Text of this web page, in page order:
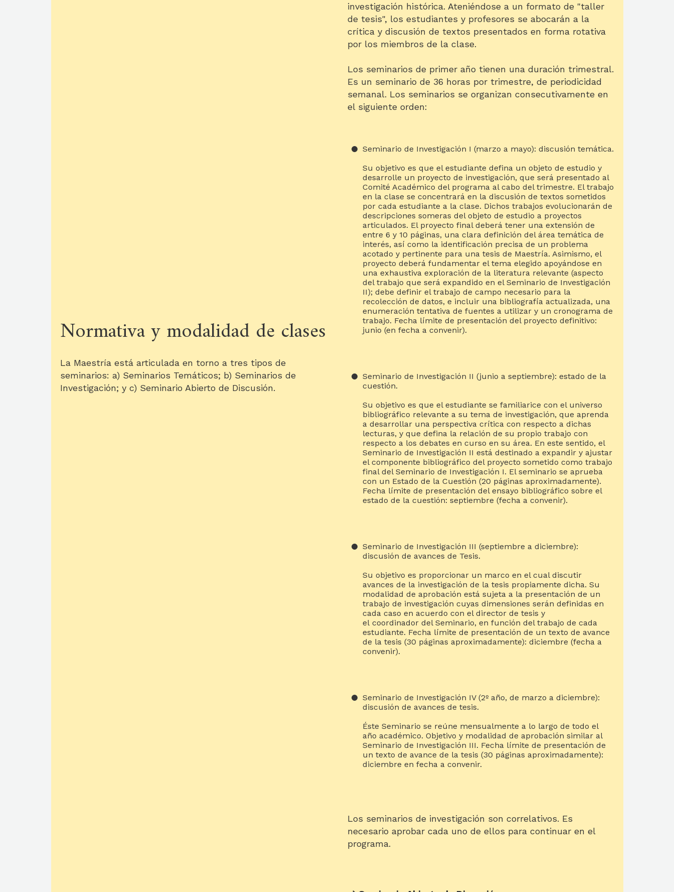
Normativa y modalidad de clases
La Maestría está articulada en torno a tres tipos de
seminarios: a) Seminarios Temáticos; b) Seminarios de
Investigación; y c) Seminario Abierto de Discusión.
investigación histórica. Ateniéndose a un formato de "taller
de tesis", los estudiantes y profesores se abocarán a la
crítica y discusión de textos presentados en forma rotativa
por los miembros de la clase.
Los seminarios de primer año tienen una duración trimestral.
Es un seminario de 36 horas por trimestre, de periodicidad
semanal. Los seminarios se organizan consecutivamente en
el siguiente orden:
Seminario de Investigación I (marzo a mayo): discusión temática.
Su objetivo es que el estudiante defina un objeto de estudio y
desarrolle un proyecto de investigación, que será presentado al
Comité Académico del programa al cabo del trimestre. El trabajo
en la clase se concentrará en la discusión de textos sometidos
por cada estudiante a la clase. Dichos trabajos evolucionarán de
descripciones someras del objeto de estudio a proyectos
articulados. El proyecto final deberá tener una extensión de
entre 6 y 10 páginas, una clara definición del área temática de
interés, así como la identificación precisa de un problema
acotado y pertinente para una tesis de Maestría. Asimismo, el
proyecto deberá fundamentar el tema elegido apoyándose en
una exhaustiva exploración de la literatura relevante (aspecto
del trabajo que será expandido en el Seminario de Investigación
II); debe definir el trabajo de campo necesario para la
recolección de datos, e incluir una bibliografía actualizada, una
enumeración tentativa de fuentes a utilizar y un cronograma de
trabajo. Fecha límite de presentación del proyecto definitivo:
junio (en fecha a convenir).
Seminario de Investigación II (junio a septiembre): estado de la
cuestión.
Su objetivo es que el estudiante se familiarice con el universo
bibliográfico relevante a su tema de investigación, que aprenda
a desarrollar una perspectiva crítica con respecto a dichas
lecturas, y que defina la relación de su propio trabajo con
respecto a los debates en curso en su área. En este sentido, el
Seminario de Investigación II está destinado a expandir y ajustar
el componente bibliográfico del proyecto sometido como trabajo
final del Seminario de Investigación I. El seminario se aprueba
con un Estado de la Cuestión (20 páginas aproximadamente).
Fecha límite de presentación del ensayo bibliográfico sobre el
estado de la cuestión: septiembre (fecha a convenir).
Seminario de Investigación III (septiembre a diciembre):
discusión de avances de Tesis.
Su objetivo es proporcionar un marco en el cual discutir
avances de la investigación de la tesis propiamente dicha. Su
modalidad de aprobación está sujeta a la presentación de un
trabajo de investigación cuyas dimensiones serán definidas en
cada caso en acuerdo con el director de tesis y
el coordinador del Seminario, en función del trabajo de cada
estudiante. Fecha límite de presentación de un texto de avance
de la tesis (30 páginas aproximadamente): diciembre (fecha a
convenir).
Seminario de Investigación IV (2º año, de marzo a diciembre):
discusión de avances de tesis.
Éste Seminario se reúne mensualmente a lo largo de todo el
año académico. Objetivo y modalidad de aprobación similar al
Seminario de Investigación III. Fecha límite de presentación de
un texto de avance de la tesis (30 páginas aproximadamente):
diciembre en fecha a convenir.
Los seminarios de investigación son correlativos. Es
necesario aprobar cada uno de ellos para continuar en el
programa.